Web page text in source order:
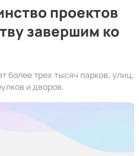
проектов
завершим ко
более трех тысяч парков, улиц,
и дворов.